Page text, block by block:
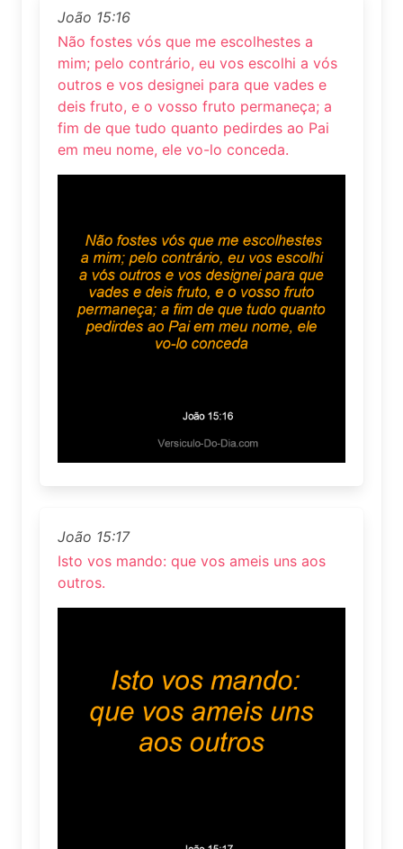
João 15:16
Não fostes vós que me escolhestes a
mim; pelo contrário, eu vos escolhi a vós
outros e vos designei para que vades e
deis fruto, e o vosso fruto permaneça; a
fim de que tudo quanto pedirdes ao Pai
em meu nome, ele vo-lo conceda.
João 15:17
Isto vos mando: que vos ameis uns aos
outros.